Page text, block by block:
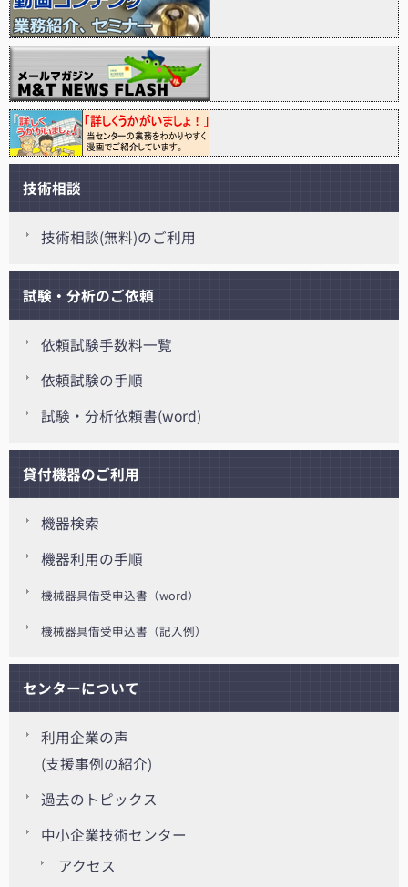
技術相談
技術相談(無料)のご利用
試験・分析のご依頼
依頼試験手数料一覧
依頼試験の手順
試験・分析依頼書(word)
貸付機器のご利用
機器検索
機器利用の手順
機械器具借受申込書（word）
機械器具借受申込書（記入例）
センターについて
利用企業の声
(支援事例の紹介)
過去のトピックス
中小企業技術センター
アクセス